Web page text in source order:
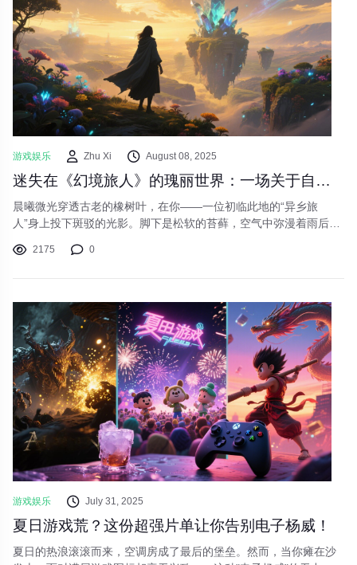
游戏娱乐 Zhu Xi August 08, 2025
迷失在《幻境旅人》的瑰丽世界：一场关于自由、探索与星尘共鸣的沉浸式冒险
晨曦微光穿透古老的橡树叶，在你——一位初临此地的“异乡旅
人”身上投下斑驳的光影。脚下是松软的苔藓，空气中弥漫着雨后泥
尖塔刺破云层，其上流转着神秘的光纹；远方的地平线上，悬浮岛
开放世界！
2175 0
游戏娱乐 July 31, 2025
夏日游戏荒？这份超强片单让你告别电子杨威！
夏日的热浪滚滚而来，空调房成了最后的堡垒。然而，当你瘫在沙